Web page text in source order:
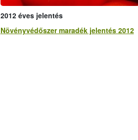
2012 éves jelentés
Növényvédőszer maradék jelentés 2012